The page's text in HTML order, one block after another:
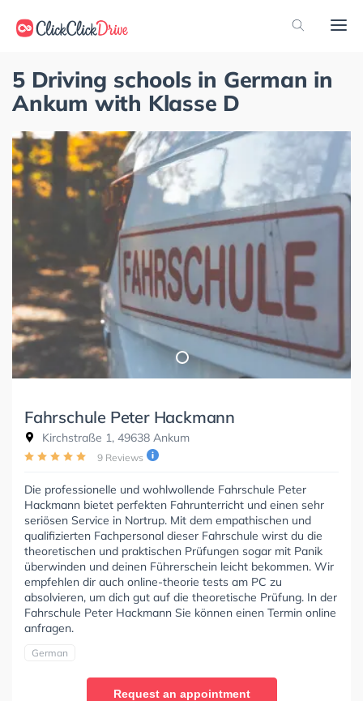
5 Driving schools in German in
Ankum with Klasse D
Fahrschule Peter Hackmann
Kirchstraße 1, 49638 Ankum
9 Reviews
Die professionelle und wohlwollende Fahrschule Peter
Hackmann bietet perfekten Fahrunterricht und einen sehr
seriösen Service in Nortrup. Mit dem empathischen und
qualifizierten Fachpersonal dieser Fahrschule wirst du die
theoretischen und praktischen Prüfungen sogar mit Panik
überwinden und deinen Führerschein leicht bekommen. Wir
empfehlen dir auch online-theorie tests am PC zu
absolvieren, um dich gut auf die theoretische Prüfung. In der
Fahrschule Peter Hackmann Sie können einen Termin online
anfragen.
German
Request an appointment